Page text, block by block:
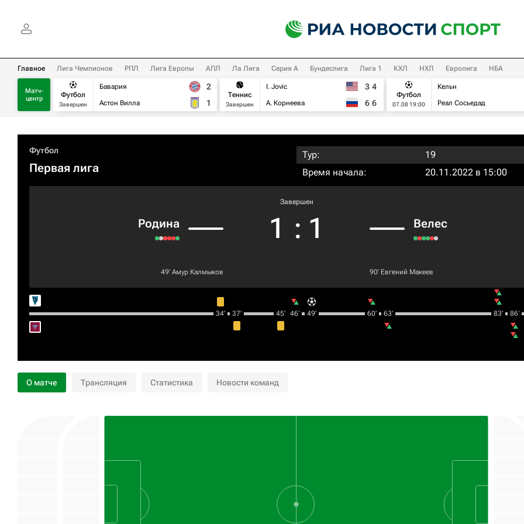
Главное Лига Чемпионов РПЛ Лига Европы АПЛ Ла Лига Серия А Бундеслига Лига 1 КХЛ НХЛ Евролига НБА
Матч-
центр
Футбол
Завершен
Бавария
Астон Вилла
2
1
Теннис
Завершен
I. Jovic
А. Корнеева
3 4
6 6
Футбол
07.08 19:00
Кельн
Реал Сосьедад
Футбол
Первая лига
Тур:
19
Время начала:
20.11.2022 в 15:00
Родина
Завершен
1 : 1 Велес
49‎’‎ Амур Калмыков 90‎’‎ Евгений Макеев
34‎’‎ 37‎’‎ 45‎’‎ 46‎’‎ 49‎’‎ 60‎’‎ 63‎’‎ 83‎’‎ 86‎’‎
О матче Трансляция Статистика Новости команд